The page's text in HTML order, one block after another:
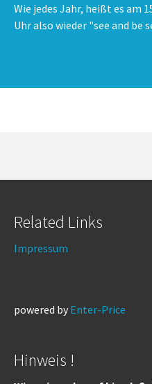
Wie jedes Jahr, heißt es am
Uhr also wieder "see and be
Related Links
Impressum
powered by Enter-Price
Hinweis !